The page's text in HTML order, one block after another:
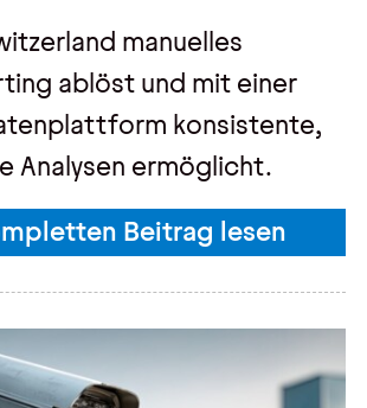
manuelles
ablöst und mit einer
konsistente,
Analysen ermöglicht.
Beitrag lesen